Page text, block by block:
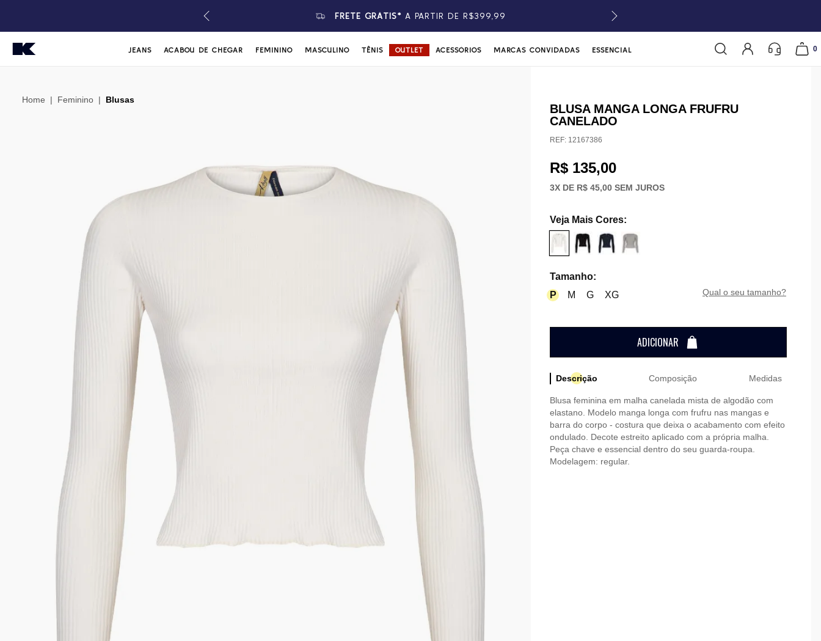
FRETE GRÁTIS* A PARTIR DE R$399,99
JEANS ACABOU DE CHEGAR FEMININO MASCULINO TÊNIS OUTLET ACESSÓRIOS MARCAS CONVIDADAS ESSENCIAL 0
Home | Feminino | Blusas
BLUSA MANGA LONGA FRUFRU
CANELADO
REF: 12167386
R$ 135,00
3X DE R$ 45,00SEM JUROS
Veja Mais Cores:
Tamanho:
P
M G XG qual o seu tamanho?
ADICIONAR
Descrição Composição Medidas
Blusa feminina em malha canelada mista de algodão com
elastano. Modelo manga longa com frufru nas mangas e
barra do corpo - costura que deixa o acabamento com efeito
ondulado. Decote estreito aplicado com a própria malha.
Peça chave e essencial dentro do seu guarda-roupa.
Modelagem: regular.